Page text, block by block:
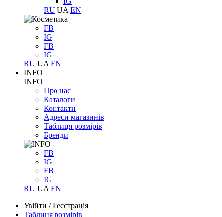
RU UA EN
FB
IG
FB
IG
RU UA EN
INFO
INFO
Про нас
Каталоги
Контакти
Адреси магазинів
Таблиця розмірів
Бренди
FB
IG
FB
IG
RU UA EN
Увійти /Реєстрація
Таблиця розмірів